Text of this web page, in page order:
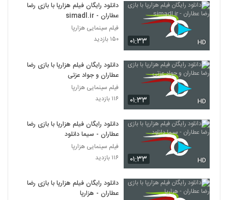
۰۱:۳۳ HD
دانلود رایگان فیلم هزارپا با بازی رضا
عطاران - simadl.ir
فیلم سینمایی هزارپا
۱۵۰ بازدید
۰۱:۳۳ HD
دانلود رایگان فیلم هزارپا با بازی رضا
عطاران و جواد عزتی
فیلم سینمایی هزارپا
۱۱۶ بازدید
۰۱:۳۳ HD
دانلود رایگان فیلم هزارپا با بازی رضا
عطاران - سیما دانلود
فیلم سینمایی هزارپا
۱۱۶ بازدید
دانلود رایگان فیلم هزارپا با بازی رضا
عطاران - هزارپا